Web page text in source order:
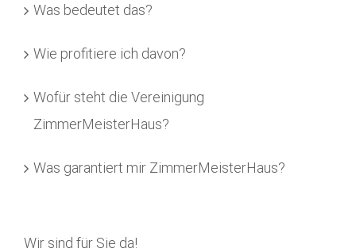
Was bedeutet das?
Wie profitiere ich davon?
Wofür steht die Vereinigung
ZimmerMeisterHaus?
Was garantiert mir ZimmerMeisterHaus?
Wir sind für Sie da!